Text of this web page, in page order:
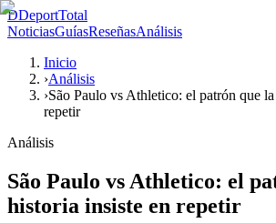
DDeportTotal
NoticiasGuíasReseñasAnálisis
Inicio
›Análisis
›São Paulo vs Athletico: el patrón que
repetir
Análisis
São Paulo vs Athletico: el
historia insiste en repetir